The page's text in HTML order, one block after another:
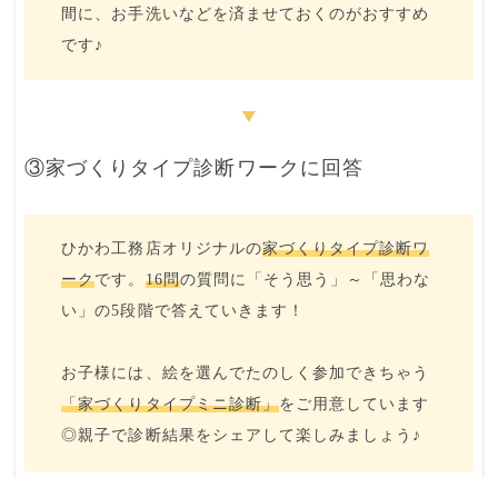
間に、 お手洗いなどを済ませておくのがおすすめ
です♪
③家づくりタイプ診断ワークに回答
ひかわ工務店オリジナルの家づくりタイプ診断ワ
ークです。 16問の質問に「そう思う」～「思わな
い」の5段階で答えていきます！
お子様 には、 絵を選んでたのしく参加 できちゃう
「家づくりタイプミニ診断」をご用意しています
◎親子で診断結果をシェアして楽しみましょう♪